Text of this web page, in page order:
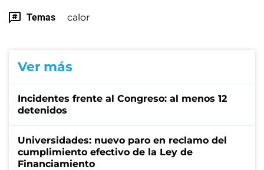
Temas calor
Ver más
Incidentes frente al Congreso: al menos 12
detenidos
Universidades: nuevo paro en reclamo del
cumplimiento efectivo de la Ley de
Financiamiento